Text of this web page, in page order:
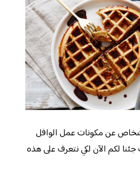
عن مكونات عمل الوافل
جئنا لكم الآن لكي نتعرف على هذه